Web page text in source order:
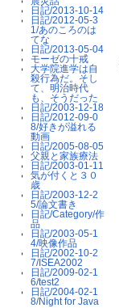
日記/2013-10-14
日記/2012-05-3
1/あのころのは
てな
日記/2013-05-04
モーゼの十戒
大学院進学は自
殺行為だ。そし
て、明治時代
も、そうだった
日記/2003-12-18
日記/2012-09-0
8/好きが溢れる
動画
日記/2005-08-05
父親と家族療法
日記/2003-01-11
気が付くと３０
歳
日記/2003-12-2
5/論文書き
日記/Category/作
品
日記/2003-05-1
4/映像作品
日記/2002-10-2
7/ISEA2002
日記/2009-02-1
6/test2
日記/2004-02-1
8/Night for Java